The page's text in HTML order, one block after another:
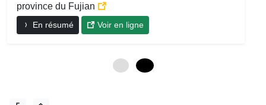
province du Fujian
En résumé Voir en ligne